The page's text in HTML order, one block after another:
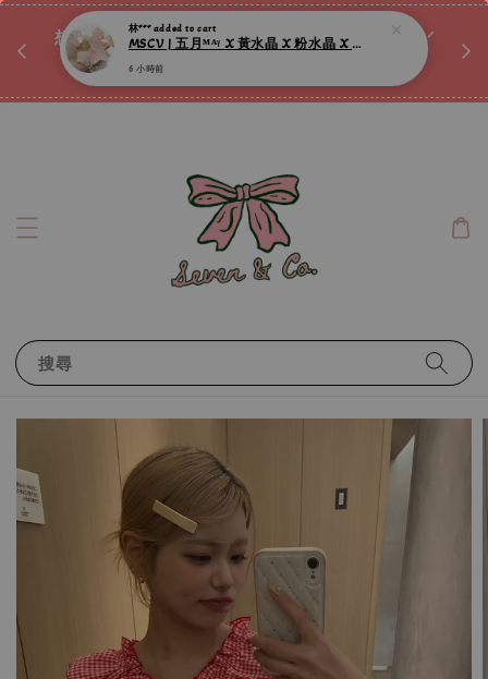
想訂製屬於自己的『水晶手鍊』嗎ꕀ♡ 私訊我們.ᐟ.ᐟ
📣Instagram 這邊按下去
搜尋